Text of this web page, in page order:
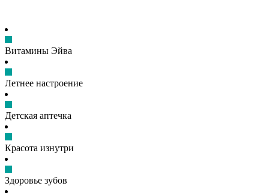
Витамины Эйва
Летнее настроение
Детская аптечка
Красота изнутри
Здоровье зубов